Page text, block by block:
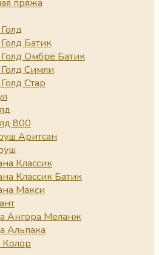
пряжа
Батик
Омбре Батик
Симли
Стар
800
Аритсан
Классик
Классик Батик
Макси
Ангора Меланж
Альпака